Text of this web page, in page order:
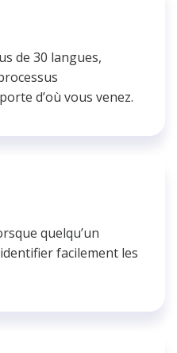
de 30 langues,
d’où vous venez.
quelqu’un
facilement les